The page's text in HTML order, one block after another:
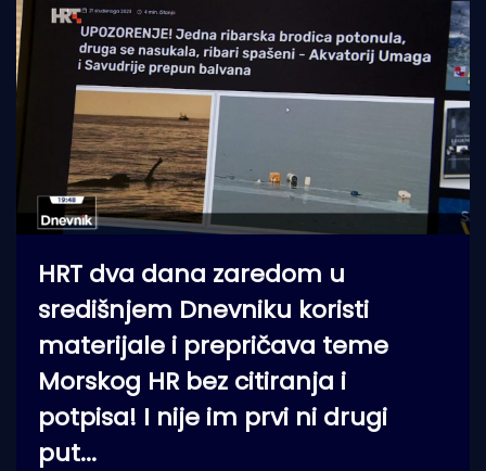
HRT dva dana zaredom u
središnjem Dnevniku koristi
materijale i prepričava teme
Morskog HR bez citiranja i
potpisa! I nije im prvi ni drugi
put...